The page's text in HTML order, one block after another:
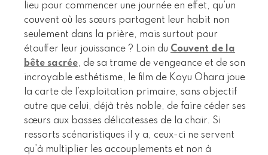
lieu pour commencer une journée en effet, qu’un
couvent où les sœurs partagent leur habit non
seulement dans la prière, mais surtout pour
étouffer leur jouissance ? Loin du Couvent de la
bête sacrée, de sa trame de vengeance et de son
incroyable esthétisme, le film de Koyu Ohara joue
la carte de l’exploitation primaire, sans objectif
autre que celui, déjà très noble, de faire céder ses
sœurs aux basses délicatesses de la chair. Si
ressorts scénaristiques il y a, ceux-ci ne servent
qu’à multiplier les accouplements et non à